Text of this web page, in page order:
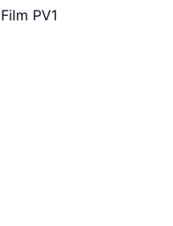
Film PV1